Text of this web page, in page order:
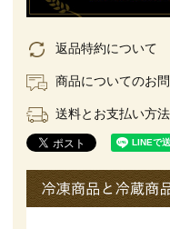
返品特約について
商品についてのお
送料とお支払い方